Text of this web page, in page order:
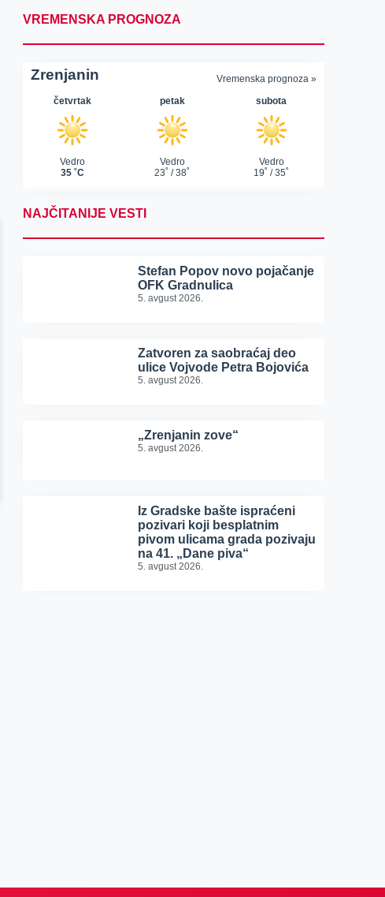
VREMENSKA PROGNOZA
NAJČITANIJE VESTI
Stefan Popov novo pojačanje
OFK Gradnulica
5. avgust 2026.
Zatvoren za saobraćaj deo
ulice Vojvode Petra Bojovića
5. avgust 2026.
„Zrenjanin zove“
5. avgust 2026.
Iz Gradske bašte ispraćeni
pozivari koji besplatnim
pivom ulicama grada pozivaju
na 41. „Dane piva“
5. avgust 2026.